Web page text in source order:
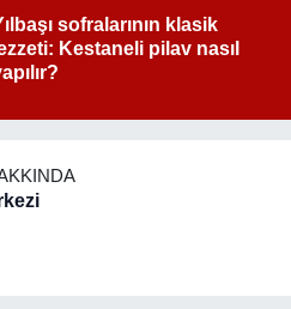
sofralarının klasik
Kestaneli pilav nasıl